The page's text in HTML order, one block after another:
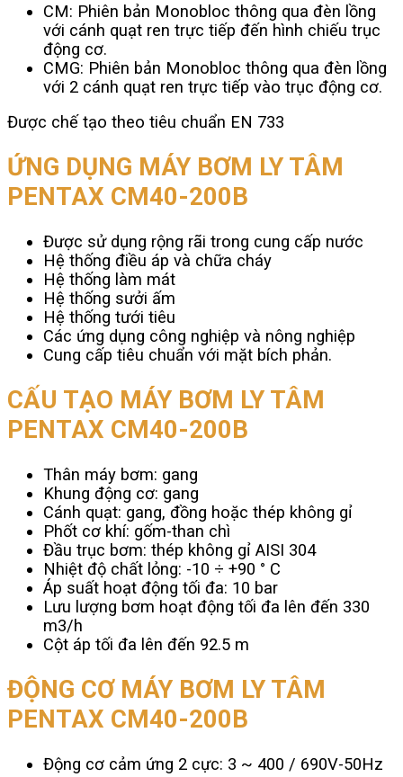
CM: Phiên bản Monobloc thông qua đèn lồng
với cánh quạt ren trực tiếp đến hình chiếu trục
động cơ.
CMG: Phiên bản Monobloc thông qua đèn lồng
với 2 cánh quạt ren trực tiếp vào trục động cơ.
Được chế tạo theo tiêu chuẩn EN 733
ỨNG DỤNG MÁY BƠM LY TÂM
PENTAX CM40-200B
Được sử dụng rộng rãi trong cung cấp nước
Hệ thống điều áp và chữa cháy
Hệ thống làm mát
Hệ thống sưởi ấm
Hệ thống tưới tiêu
Các ứng dụng công nghiệp và nông nghiệp
Cung cấp tiêu chuẩn với mặt bích phản.
CẤU TẠO MÁY BƠM LY TÂM
PENTAX CM40-200B
Thân máy bơm: gang
Khung động cơ: gang
Cánh quạt: gang, đồng hoặc thép không gỉ
Phốt cơ khí: gốm-than chì
Đầu trục bơm: thép không gỉ AISI 304
Nhiệt độ chất lỏng: -10 ÷ +90 ° C
Áp suất hoạt động tối đa: 10 bar
Lưu lượng bơm hoạt động tối đa lên đến 330
m3/h
Cột áp tối đa lên đến 92.5 m
ĐỘNG CƠ MÁY BƠM LY TÂM
PENTAX CM40-200B
Động cơ cảm ứng 2 cực: 3 ~ 400 / 690V-50Hz